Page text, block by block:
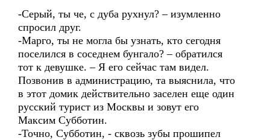
-Серый, ты че, с дуба рухнул? – изумленно
спросил друг.
-Марго, ты не могла бы узнать, кто сегодня
поселился в соседнем бунгало? – обратился
тот к девушке. – Я его сейчас там видел.
Позвонив в администрацию, та выяснила, что
в этот домик действительно заселен еще один
русский турист из Москвы и зовут его
Максим Субботин.
-Точно, Субботин, - сквозь зубы прошипел